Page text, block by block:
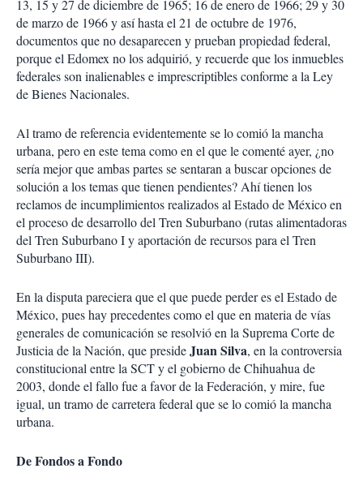
13, 15 y 27 de diciembre de 1965; 16 de enero de 1966; 29 y 30
de marzo de 1966 y así hasta el 21 de octubre de 1976,
documentos que no desaparecen y prueban propiedad federal,
porque el Edomex no los adquirió, y recuerde que los inmuebles
federales son inalienables e imprescriptibles conforme a la Ley
de Bienes Nacionales.
Al tramo de referencia evidentemente se lo comió la mancha
urbana, pero en este tema como en el que le comenté ayer, ¿no
sería mejor que ambas partes se sentaran a buscar opciones de
solución a los temas que tienen pendientes? Ahí tienen los
reclamos de incumplimientos realizados al Estado de México en
el proceso de desarrollo del Tren Suburbano (rutas alimentadoras
del Tren Suburbano I y aportación de recursos para el Tren
Suburbano III).
En la disputa pareciera que el que puede perder es el Estado de
México, pues hay precedentes como el que en materia de vías
generales de comunicación se resolvió en la Suprema Corte de
Justicia de la Nación, que presideJuan Silva, en la controversia
constitucional entre la SCT y el gobierno de Chihuahua de
2003, donde el fallo fue a favor de la Federación, y mire, fue
igual, un tramo de carretera federal que se lo comió la mancha
urbana.
De Fondos a Fondo